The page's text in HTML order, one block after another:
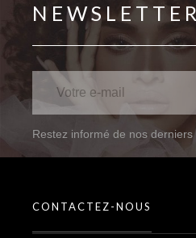
NEWSLETTER
Restez informé de nos derniers
CONTACTEZ-NOUS